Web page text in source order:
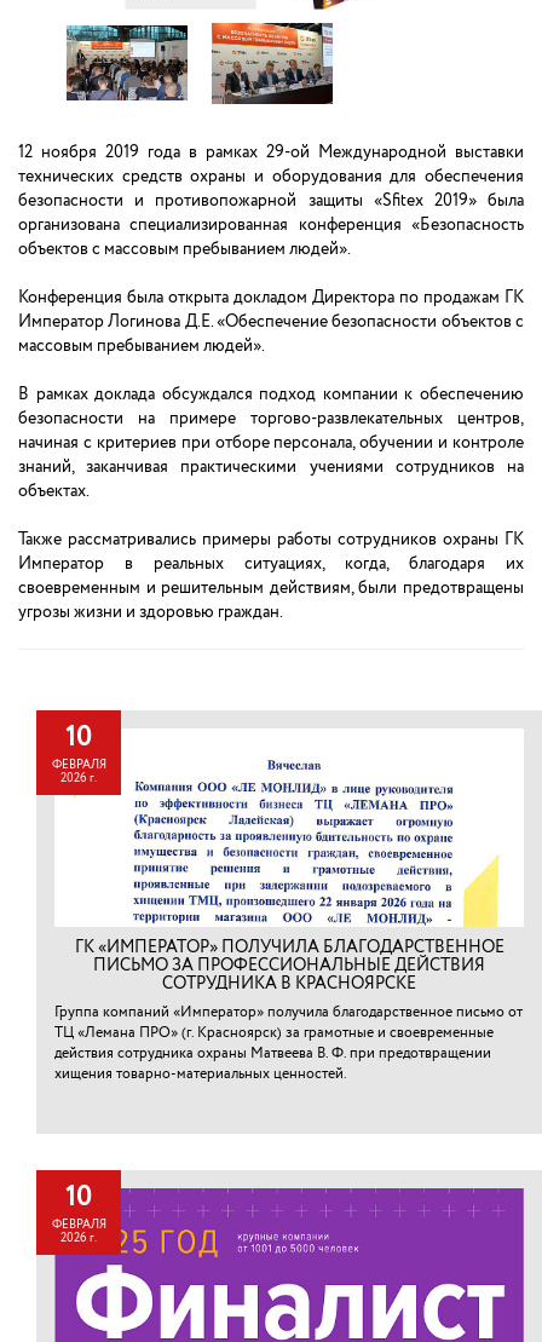
12 ноября 2019 года в рамках 29-ой Международной выставки
технических средств охраны и оборудования для обеспечения
безопасности и противопожарной защиты «Sfitex 2019» была
организована специализированная конференция «Безопасность
объектов с массовым пребыванием людей».
Конференция была открыта докладом Директора по продажам ГК
Император Логинова Д.Е. «Обеспечение безопасности объектов с
массовым пребыванием людей».
В рамках доклада обсуждался подход компании к обеспечению
безопасности на примере торгово-развлекательных центров,
начиная с критериев при отборе персонала, обучении и контроле
знаний, заканчивая практическими учениями сотрудников на
объектах.
Также рассматривались примеры работы сотрудников охраны ГК
Император в реальных ситуациях, когда, благодаря их
своевременным и решительным действиям, были предотвращены
угрозы жизни и здоровью граждан.
10
ФЕВРАЛЯ
2026 г.
ГК «ИМПЕРАТОР» ПОЛУЧИЛА БЛАГОДАРСТВЕННОЕ
ПИСЬМО ЗА ПРОФЕССИОНАЛЬНЫЕ ДЕЙСТВИЯ
СОТРУДНИКА В КРАСНОЯРСКЕ
Группа компаний «Император» получила благодарственное письмо от
ТЦ «Лемана ПРО» (г. Красноярск) за грамотные и своевременные
действия сотрудника охраны Матвеева В. Ф. при предотвращении
хищения товарно-материальных ценностей.⁠
10
ФЕВРАЛЯ
2026 г.